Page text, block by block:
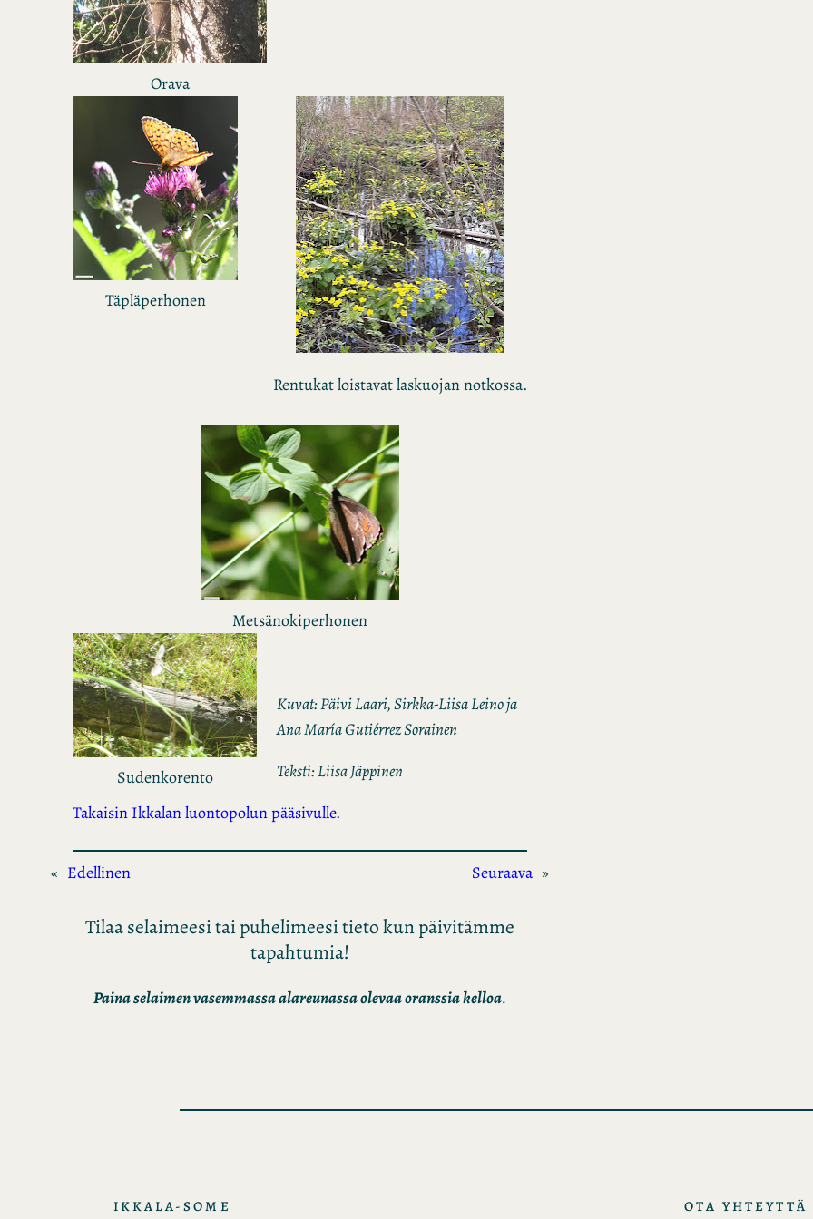
Orava
Rentukat loistavat laskuojan notkossa.
Täpläperhonen
Metsänokiperhonen
Sudenkorento
Kuvat: Päivi Laari, Sirkka-Liisa Leino ja
Ana María Gutiérrez Sorainen
Teksti: Liisa Jäppinen
Takaisin Ikkalan luontopolun pääsivulle.
« Edellinen Seuraava »
Tilaa selaimeesi tai puhelimeesi tieto kun päivitämme
tapahtumia!
Paina selaimen vasemmassa alareunassa olevaa oranssia kelloa.
IKKALA-SOME OTA YHTEYTTÄ